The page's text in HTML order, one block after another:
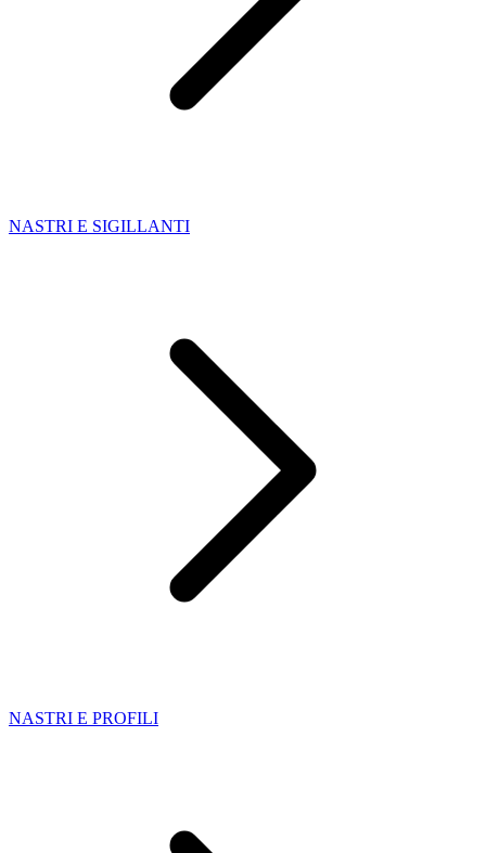
NASTRI E SIGILLANTI
NASTRI E PROFILI